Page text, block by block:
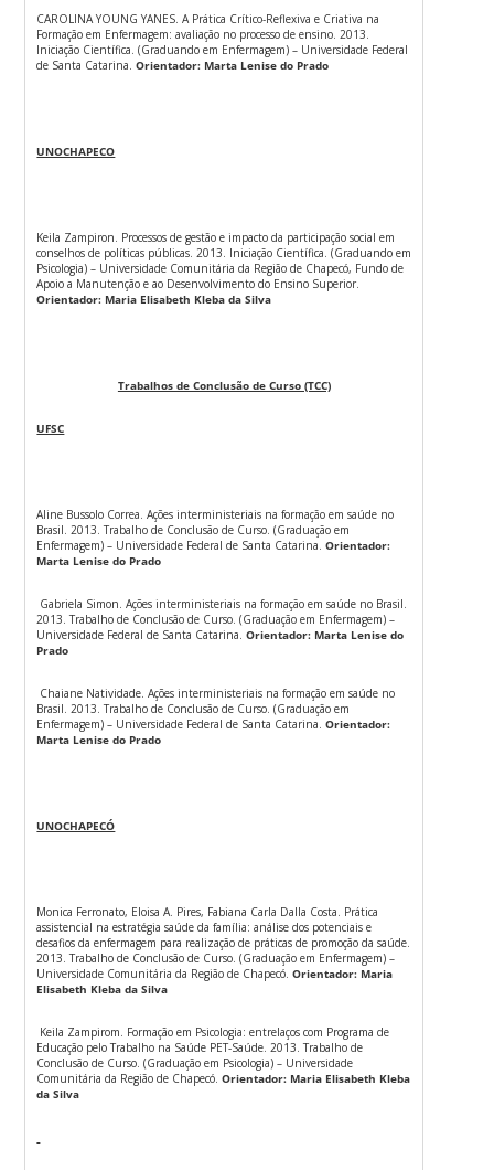
CAROLINA YOUNG YANES. A Prática Crítico-Reflexiva e Criativa na
Formação em Enfermagem: avaliação no processo de ensino. 2013.
Iniciação Científica. (Graduando em Enfermagem) – Universidade Federal
de Santa Catarina.Orientador: Marta Lenise do Prado
UNOCHAPECO
Keila Zampiron. Processos de gestão e impacto da participação social em
conselhos de políticas públicas. 2013. Iniciação Científica. (Graduando em
Psicologia) – Universidade Comunitária da Região de Chapecó, Fundo de
Apoio a Manutenção e ao Desenvolvimento do Ensino Superior.
Orientador: Maria Elisabeth Kleba da Silva
Trabalhos de Conclusão de Curso (TCC)
UFSC
Aline Bussolo Correa. Ações interministeriais na formação em saúde no
Brasil. 2013. Trabalho de Conclusão de Curso. (Graduação em
Enfermagem) – Universidade Federal de Santa Catarina.Orientador:
Marta Lenise do Prado
Gabriela Simon. Ações interministeriais na formação em saúde no Brasil.
2013. Trabalho de Conclusão de Curso. (Graduação em Enfermagem) –
Universidade Federal de Santa Catarina.Orientador: Marta Lenise do
Prado
Chaiane Natividade. Ações interministeriais na formação em saúde no
Brasil. 2013. Trabalho de Conclusão de Curso. (Graduação em
Enfermagem) – Universidade Federal de Santa Catarina.Orientador:
Marta Lenise do Prado
UNOCHAPECÓ
Monica Ferronato, Eloisa A. Pires, Fabiana Carla Dalla Costa. Prática
assistencial na estratégia saúde da família: análise dos potenciais e
desafios da enfermagem para realização de práticas de promoção da saúde.
2013. Trabalho de Conclusão de Curso. (Graduação em Enfermagem) –
Universidade Comunitária da Região de Chapecó.Orientador: Maria
Elisabeth Kleba da Silva
Keila Zampirom. Formação em Psicologia: entrelaços com Programa de
Educação pelo Trabalho na Saúde PET-Saúde. 2013. Trabalho de
Conclusão de Curso. (Graduação em Psicologia) – Universidade
Comunitária da Região de Chapecó. Orientador: Maria Elisabeth Kleba
da Silva